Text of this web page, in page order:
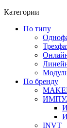
Категории
По типу
По бренду
INVT